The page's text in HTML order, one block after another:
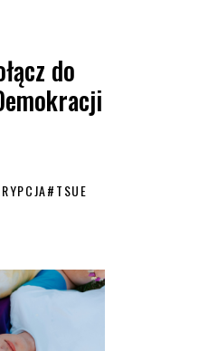
do
#TSUE